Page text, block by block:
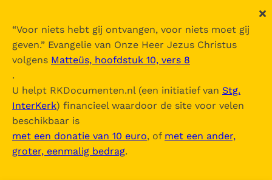
“Voor niets hebt gij ontvangen, voor niets moet gij
geven.” Evangelie van Onze Heer Jezus Christus
volgens Matteüs, hoofdstuk 10, vers 8
.
U helpt RKDocumenten.nl (een initiatief van Stg.
InterKerk) financieel waardoor de site voor velen
beschikbaar is
met een donatie van 10 euro, of met een ander,
groter, eenmalig bedrag.